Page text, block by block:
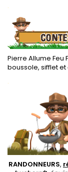
.
Pierre Allume Feu
boussole, sifflet
.
RANDONNEURS,